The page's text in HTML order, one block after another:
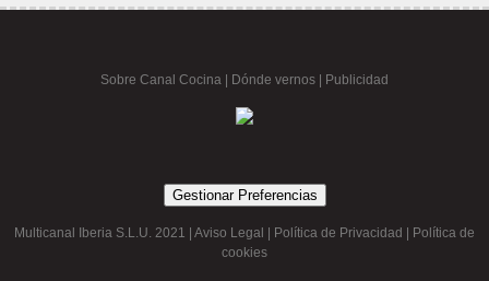
Sobre Canal Cocina Dónde vernos | Publicidad
Gestionar Preferencias
Multicanal Iberia S.L.U. 2021 | Aviso Legal Política de Privacidad
Política de
cookies